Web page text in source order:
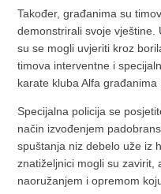
Također, građanima su
demonstrirali svoje vještine.
su se mogli uvjeriti kroz
timova interventne i
karate kluba Alfa
Specijalna policija se
način izvođenjem
spuštanja niz debelo uže iz
znatiželjnici mogli su zavirit,
naoružanjem i opremom